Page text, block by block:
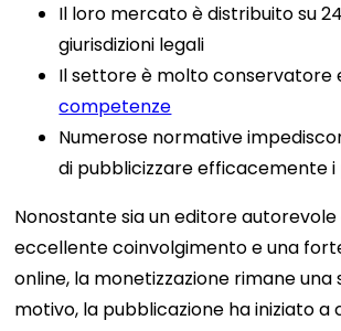
Il loro mercato è distribuito su
giurisdizioni legali
Il settore è molto conservatore
competenze
Numerose normative
di pubblicizzare efficacemente i
Nonostante sia un editore autorevole
eccellente coinvolgimento e una
online, la monetizzazione rimane una
motivo, la pubblicazione ha iniziato a